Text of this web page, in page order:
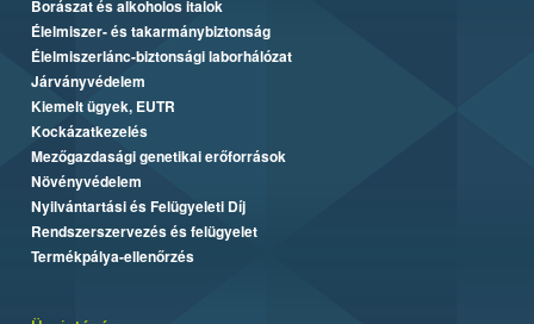
Borászat és alkoholos italok
Élelmiszer- és takarmánybiztonság
Élelmiszerlánc-biztonsági laborhálózat
Járványvédelem
Kiemelt ügyek, EUTR
Kockázatkezelés
Mezőgazdasági genetikai erőforrások
Növényvédelem
Nyilvántartási és Felügyeleti Díj
Rendszerszervezés és felügyelet
Termékpálya-ellenőrzés